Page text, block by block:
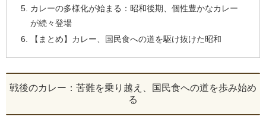
カレーの多様化が始まる：昭和後期、個性豊かなカレー
が続々登場
【まとめ】カレー、国民食への道を駆け抜けた昭和
戦後のカレー：苦難を乗り越え、国民食への道を歩み始め
る